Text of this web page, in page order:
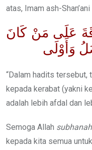
atas, Imam ash-Shan’ani
عَلَى مَنْ كَانَ
وَأَوْلَى
“Dalam hadits tersebut,
kepada kerabat (yakni
adalah lebih afdal dan
Semoga Allah
kepada kita semua